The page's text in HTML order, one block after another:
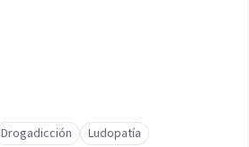
Drogadicción
Ludopatía